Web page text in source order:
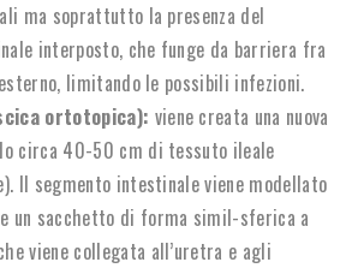
ma soprattutto la presenza del
interposto, che funge da barriera fra
limitando le possibili infezioni.
ortotopica): viene creata una nuova
circa 40-50 cm di tessuto ileale
Il segmento intestinale viene modellato
un sacchetto di forma simil-sferica a
viene collegata all’uretra e agli